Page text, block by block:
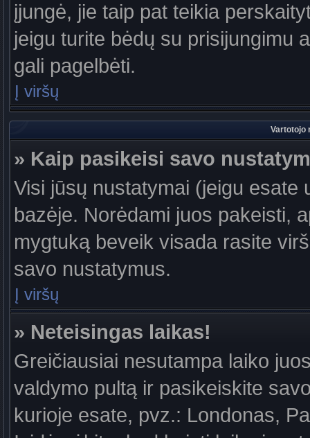
įjungė, jie taip pat teikia
jeigu turite bėdų su prisijungimu
gali pagelbėti.
Į viršų
Vartotojo
» Kaip pasikeisi savo
Visi jūsų nustatymai (jeigu
bazėje. Norėdami juos pakeisti,
mygtuką beveik visada rasite
savo nustatymus.
Į viršų
» Neteisingas laikas!
Greičiausiai nesutampa laiko
valdymo pultą ir pasikeiskite
kurioje esate, pvz.: Londonas,